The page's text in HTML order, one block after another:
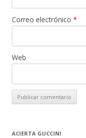
Correo electrónico *
Web
ACIERTA GUCCINI